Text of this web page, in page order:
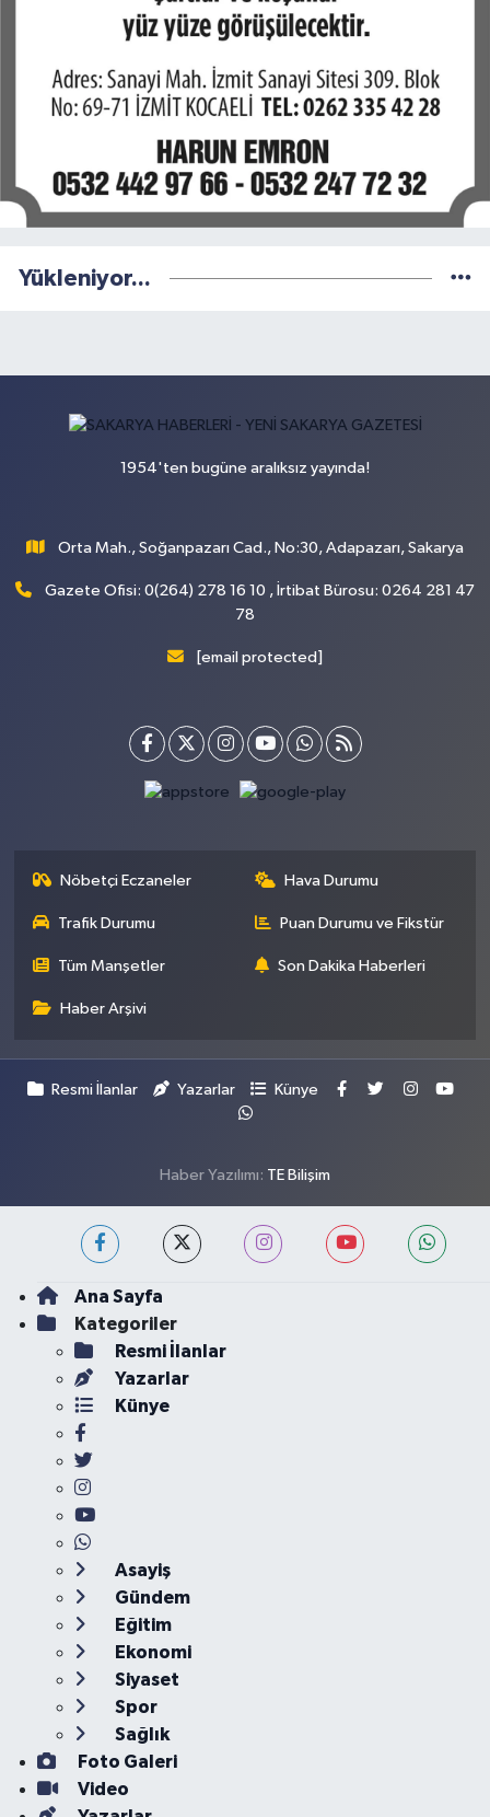
Yükleniyor...
1954'ten bugüne aralıksız yayında!
Orta Mah., Soğanpazarı Cad., No:30, Adapazarı, Sakarya
Gazete Ofisi: 0(264) 278 16 10 , İrtibat Bürosu: 0264 281 47
78
[email protected]
Nöbetçi Eczaneler Hava Durumu
Trafik Durumu Puan Durumu ve Fikstür
Tüm Manşetler Son Dakika Haberleri
Haber Arşivi
Resmi İlanlar Yazarlar Künye
Haber Yazılımı: TE Bilişim
Ana Sayfa
Kategoriler
Resmi İlanlar
Yazarlar
Künye
Asayiş
Gündem
Eğitim
Ekonomi
Siyaset
Spor
Sağlık
Foto Galeri
Video